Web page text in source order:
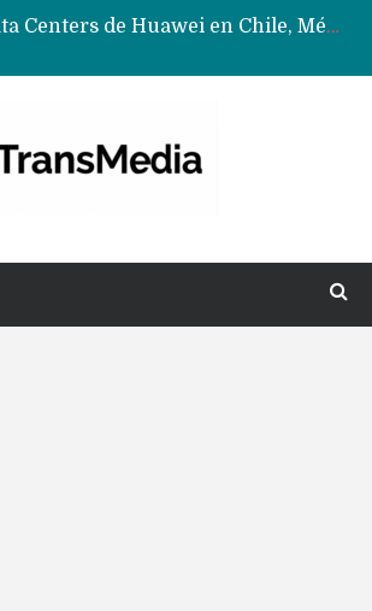
Data Centers de Huawei en Chile, México, Brasil,Perú y Argentina podrían verse afectados por arremetida de EE.UU